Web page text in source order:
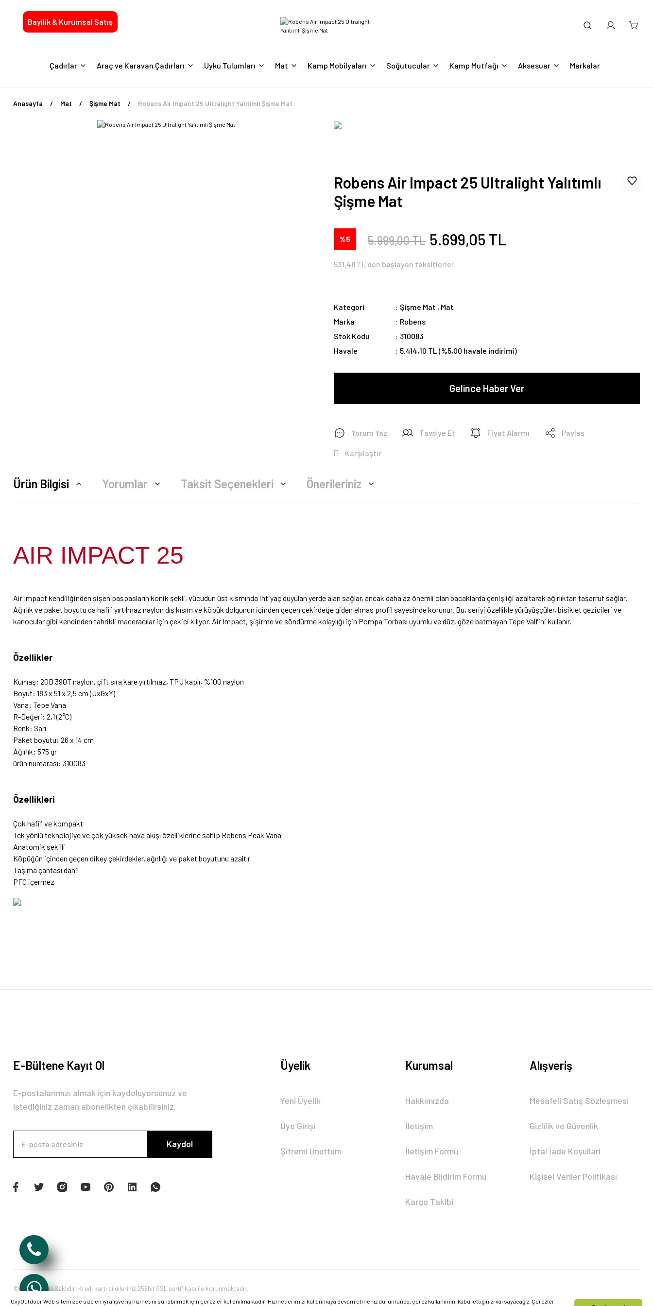
OxyOutdoor Web sitemizde size en iyi alışveriş hizmetini sunabilmek için çerezler kullanılmaktadır. Hizmetlerimizi kullanmaya devam etmeniz durumunda, çerez kullanımını kabul ettiğinizi varsayacağız. Çerezler
Bayilik & Kurumsal Satış
Çadırlar Araç ve Karavan Çadırları Uyku Tulumları Mat Kamp Mobilyaları Soğutucular Kamp Mutfağı Aksesuar Markalar
Anasayfa Mat Şişme Mat Robens Air Impact 25 Ultralight Yalıtımlı Şişme Mat
Robens Air Impact 25 Ultralight Yalıtımlı
Şişme Mat
%5 5.999,00 TL 5.699,05 TL
531,48 TL den başlayan taksitlerle!
Kategori Şişme Mat , Mat
Marka
Robens
Stok Kodu
310083
Havale
5.414,10 TL (%5,00 havale indirimi)
Gelince Haber Ver
Yorum Yaz Tavsiye Et Fiyat Alarmı Paylaş
Karşılaştır
Ürün Bilgisi Yorumlar Taksit Seçenekleri Önerileriniz
AIR IMPACT 25
Air Impact kendiliğinden şişen paspasların konik şekli, vücudun üst kısmında ihtiyaç duyulan yerde alan sağlar, ancak daha az önemli olan bacaklarda genişliği azaltarak ağırlıktan tasarruf sağlar.
Ağırlık ve paket boyutu da hafif yırtılmaz naylon dış kısım ve köpük dolgunun içinden geçen çekirdeğe giden elmas profil sayesinde korunur. Bu, seriyi özellikle yürüyüşçüler, bisiklet gezicileri ve
kanocular gibi kendinden tahrikli maceracılar için çekici kılıyor. Air Impact, şişirme ve söndürme kolaylığı için Pompa Torbası uyumlu ve düz, göze batmayan Tepe Valfini kullanır.
Özellikler
Kumaş: 20D 390T naylon, çift sıra kare yırtılmaz, TPU kaplı, %100 naylon
Boyut: 183 x 51 x 2,5 cm (UxGxY)
Vana: Tepe Vana
R-Değeri: 2,1 (2°C)
Renk: Sarı
Paket boyutu: 26 x 14 cm
Ağırlık: 575 gr
ürün numarası: 310083
Özellikleri
Çok hafif ve kompakt
Tek yönlü teknolojiye ve çok yüksek hava akışı özelliklerine sahip Robens Peak Vana
Anatomik şekilli
Köpüğün içinden geçen dikey çekirdekler, ağırlığı ve paket boyutunu azaltır
Taşıma çantası dahil
PFC içermez
E-Bültene Kayıt Ol
E-postalarımızı almak için kaydoluyorsunuz ve
istediğiniz zaman abonelikten çıkabilirsiniz.
Kaydol
Üyelik
Yeni Üyelik
Üye Girişi
Şifremi Unuttum
Kurumsal
Hakkımızda
İletişim
İletişim Formu
Havale Bildirim Formu
Kargo Takibi
Alışveriş
Mesafeli Satış Sözleşmesi
Gizlilik ve Güvenlik
İptal İade Koşullari
Kişisel Veriler Politikası
© Tüm Hakları Saklıdır. Kredi kartı bilgileriniz 256bit SSL sertifikası ile korunmaktadır.